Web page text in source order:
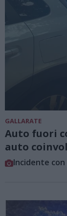
GALLARATE
Auto fuori
auto
Incidente